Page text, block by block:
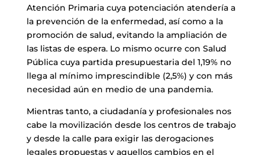
Atención Primaria cuya potenciación atendería a
la prevención de la enfermedad, así como a la
promoción de salud, evitando la ampliación de
las listas de espera. Lo mismo ocurre con Salud
Pública cuya partida presupuestaria del 1,19% no
llega al mínimo imprescindible (2,5%) y con más
necesidad aún en medio de una pandemia.
Mientras tanto, a ciudadanía y profesionales nos
cabe la movilización desde los centros de trabajo
y desde la calle para exigir las derogaciones
legales propuestas y aquellos cambios en el